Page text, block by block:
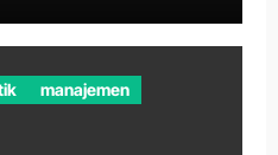
manajemen